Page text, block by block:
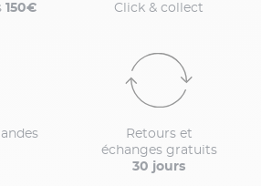
150€ Click & collect
Retours et
échanges gratuits
30 jours